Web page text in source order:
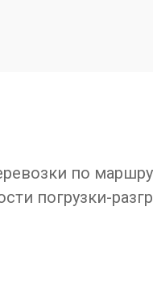
по
погрузки-